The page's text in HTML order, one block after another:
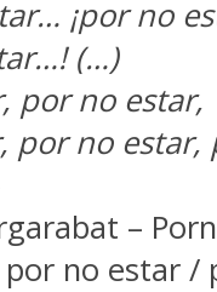
¡por no
(…)
por no estar,
por no estar,
–
por no estar /